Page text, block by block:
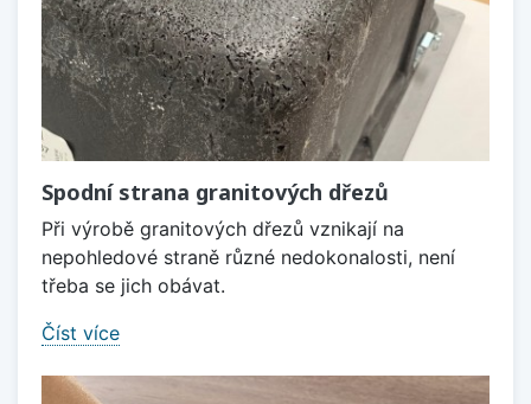
Spodní strana granitových dřezů
Při výrobě granitových dřezů vznikají na
nepohledové straně různé nedokonalosti, není
třeba se jich obávat.
Číst více